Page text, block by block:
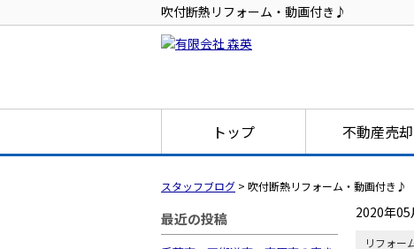
吹付断熱リフォーム・動画付き♪
トップ 不動産売却
スタッフブログ > 吹付断熱リフォーム・動画付き♪
最近の投稿 2020年05
リフォー